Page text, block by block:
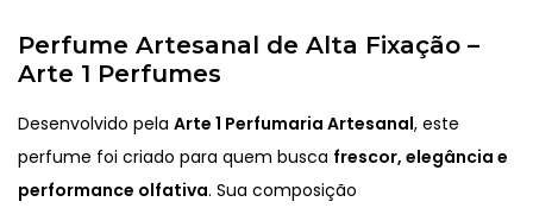
Perfume Artesanal de Alta Fixação –
Arte 1 Perfumes
Desenvolvido pela Arte 1 Perfumaria Artesanal, este
perfume foi criado para quem busca frescor, elegância e
performance olfativa. Sua composição